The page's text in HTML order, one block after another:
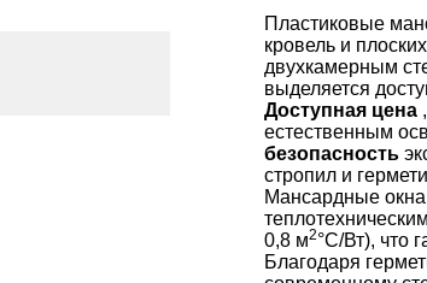
Пластиковые
кровель и
двухкамерным
выделяется
Доступная цена
естественным
безопасность
стропил и
Мансардные
0,8 м2°С/Вт), что
Благодаря